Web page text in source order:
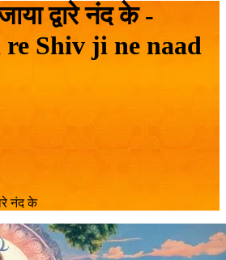
द्वारे नंद के -
Shiv ji ne naad
नंद के